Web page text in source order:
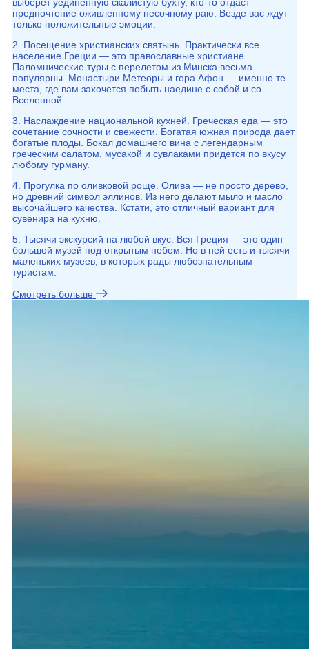
предпочтение оживленному песочному раю. Везде вас ждут
только положительные эмоции.
2. Посещение христианских святынь. Практически все
население Греции — это православные христиане.
Паломнические туры с перелетом из Минска весьма
популярны. Монастыри Метеоры и гора Афон — именно те
места, где вам захочется побыть наедине с собой и со
Вселенной.
3. Наслаждение национальной кухней. Греческая еда — это
сочетание сочности и свежести. Богатая южная природа дает
богатые плоды. Бокал домашнего вина с легендарным
греческим салатом, мусакой и сувлаками придется по вкусу
любому гурману.
4. Прогулка по оливковой роще. Олива — не просто дерево,
но древний символ эллинов. Из него делают мыло и масло
высочайшего качества. Кстати, это отличный вариант для
сувенира на кухню.
5. Тысячи экскурсий на любой вкус. Вся Греция — это один
большой музей под открытым небом. Но в ней есть и тысячи
маленьких музеев, в которых рады любознательным
туристам.
Смотреть больше